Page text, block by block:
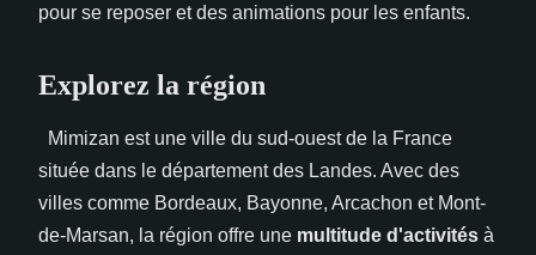
pour se reposer et des animations pour les enfants.
Explorez la région
Mimizan est une ville du sud-ouest de la France
située dans le département des Landes. Avec des
villes comme Bordeaux, Bayonne, Arcachon et Mont-
de-Marsan, la région offre une multitude d'activités à